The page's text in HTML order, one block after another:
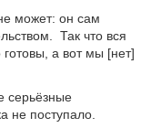
может: он сам
Так что вся
а вот мы [нет]
серьёзные
не поступало.